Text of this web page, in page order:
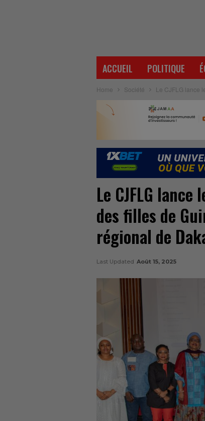
ACCUEIL POLITIQUE
Home Société Le CJFLG lance
Le CJFLG
des filles de
régional de
Last Updated Août 15, 2025